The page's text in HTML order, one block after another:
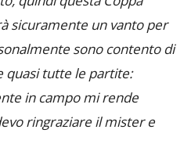
un vanto per
sono contento di
quasi tutte le partite:
in campo mi rende
ringraziare il mister e